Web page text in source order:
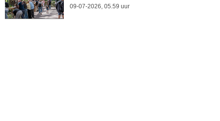
09-07-2026, 05.59 uur